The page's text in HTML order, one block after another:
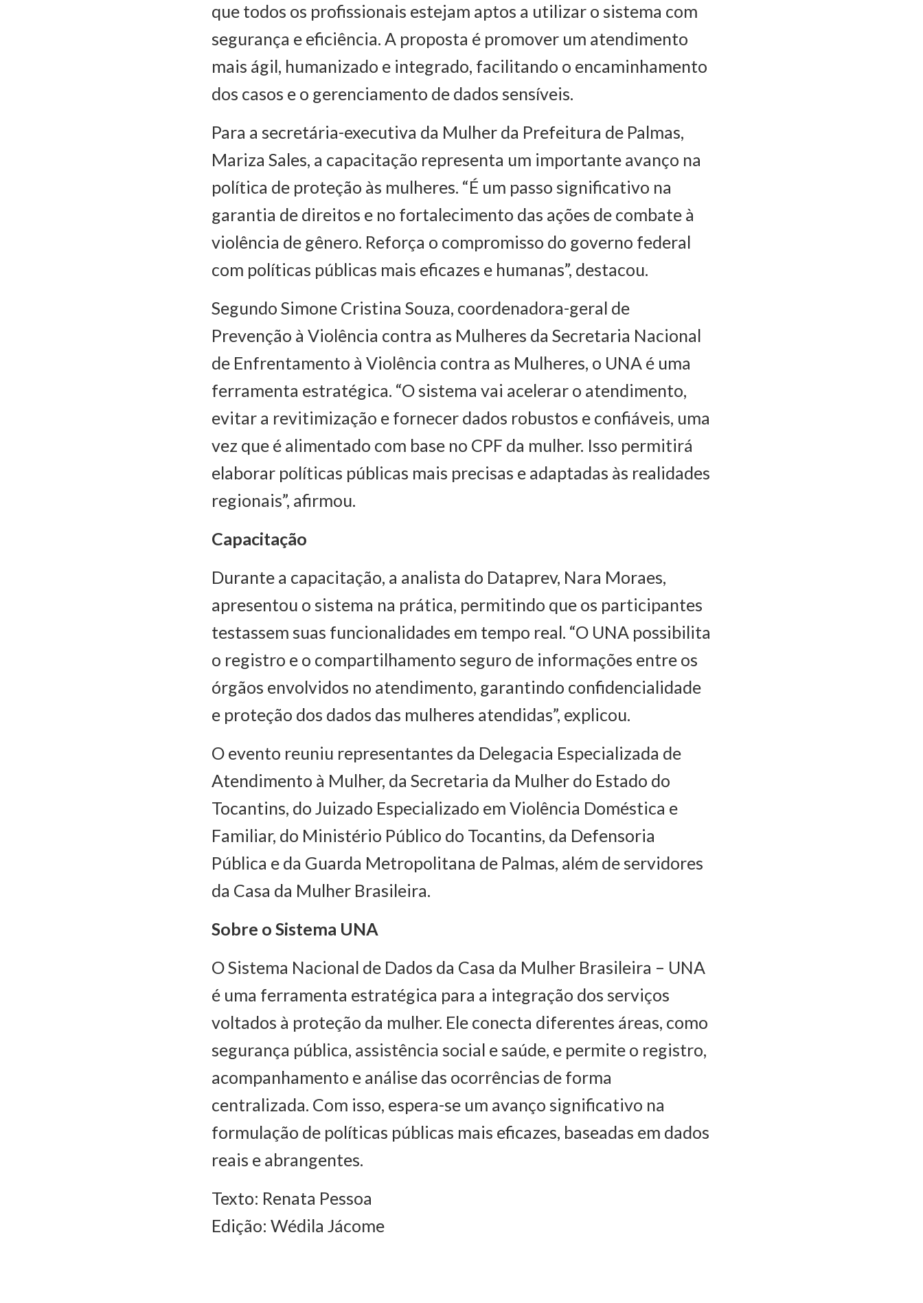
que todos os profissionais estejam aptos a utilizar o sistema com
segurança e eficiência. A proposta é promover um atendimento
mais ágil, humanizado e integrado, facilitando o encaminhamento
dos casos e o gerenciamento de dados sensíveis.
Para a secretária-executiva da Mulher da Prefeitura de Palmas,
Mariza Sales, a capacitação representa um importante avanço na
política de proteção às mulheres. “É um passo significativo na
garantia de direitos e no fortalecimento das ações de combate à
violência de gênero. Reforça o compromisso do governo federal
com políticas públicas mais eficazes e humanas”, destacou.
Segundo Simone Cristina Souza, coordenadora-geral de
Prevenção à Violência contra as Mulheres da Secretaria Nacional
de Enfrentamento à Violência contra as Mulheres, o UNA é uma
ferramenta estratégica. “O sistema vai acelerar o atendimento,
evitar a revitimização e fornecer dados robustos e confiáveis, uma
vez que é alimentado com base no CPF da mulher. Isso permitirá
elaborar políticas públicas mais precisas e adaptadas às realidades
regionais”, afirmou.
Capacitação
Durante a capacitação, a analista do Dataprev, Nara Moraes,
apresentou o sistema na prática, permitindo que os participantes
testassem suas funcionalidades em tempo real. “O UNA possibilita
o registro e o compartilhamento seguro de informações entre os
órgãos envolvidos no atendimento, garantindo confidencialidade
e proteção dos dados das mulheres atendidas”, explicou.
O evento reuniu representantes da Delegacia Especializada de
Atendimento à Mulher, da Secretaria da Mulher do Estado do
Tocantins, do Juizado Especializado em Violência Doméstica e
Familiar, do Ministério Público do Tocantins, da Defensoria
Pública e da Guarda Metropolitana de Palmas, além de servidores
da Casa da Mulher Brasileira.
Sobre o Sistema UNA
O Sistema Nacional de Dados da Casa da Mulher Brasileira – UNA
é uma ferramenta estratégica para a integração dos serviços
voltados à proteção da mulher. Ele conecta diferentes áreas, como
segurança pública, assistência social e saúde, e permite o registro,
acompanhamento e análise das ocorrências de forma
centralizada. Com isso, espera-se um avanço significativo na
formulação de políticas públicas mais eficazes, baseadas em dados
reais e abrangentes.
Texto: Renata Pessoa
Edição: Wédila Jácome